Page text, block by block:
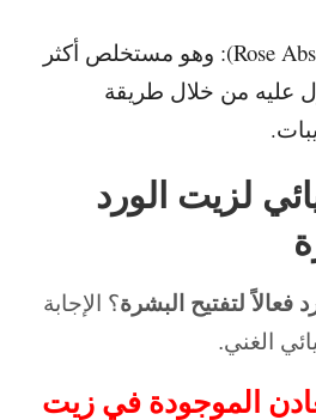
الأبسولوت (Rose Absolute): وهو مستخلص أكثر
عليه من خلال طريقة
لزيت الورد
فعالاً لتفتيح البشرة؟ الإجابة
الغني.
الموجودة في زيت